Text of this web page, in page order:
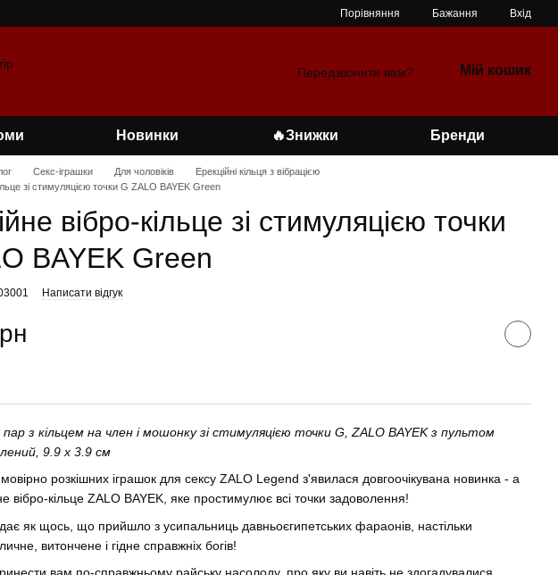
Порівняння Бажання Вхід
Передзвонити вам? Мій кошик
Новинки 🔥Знижки Бренди
Секс-іграшки Для чоловіків
Ерекційні кільця з вібрацією
зі стимуляцією точки G ZALO BAYEK Green
вібро-кільце зі стимуляцією точки
BAYEK Green
Написати відгук
з кільцем на член і мошонку зі стимуляцією точки G, ZALO BAYEK з пультом
9.9 х 3.9 см
розкішних іграшок для сексу ZALO Legend з'явилася довгоочікувана новинка - а
вібро-кільце ZALO BAYEK, яке простимулює всі точки задоволення!
як щось, що прийшло з усипальниць давньоєгипетських фараонів, настільки
витончене і гідне справжніх богів!